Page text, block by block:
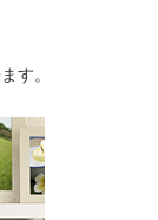
す。